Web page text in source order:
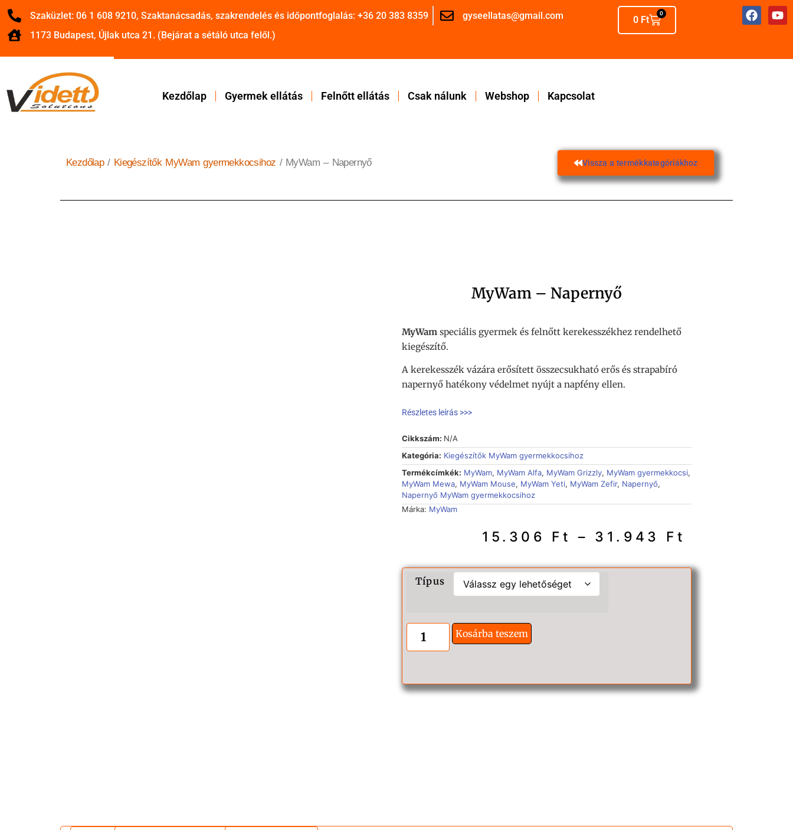
Szaküzlet: 06 1 608 9210, Szaktanácsadás, szakrendelés és időpontfoglalás: +36 20 383 8359
gyseellatas@gmail.com
1173 Budapest, Újlak utca 21. (Bejárat a sétáló utca felől.)
0 Ft
0
Kezdőlap Gyermek ellátás Felnőtt ellátás Csak nálunk Webshop Kapcsolat
Kezdőlap/ Kiegészítők MyWam gyermekkocsihoz / MyWam – Napernyő Vissza a termékkategóriákhoz
MyWam – Napernyő
MyWamspeciális gyermek és felnőtt kerekesszékhez rendelhető
kiegészítő.
A kerekesszék vázára erősített összecsukható erős és strapabíró
napernyő hatékony védelmet nyújt a napfény ellen.
Részletes leírás >>>
Cikkszám: N/A
Kategória: Kiegészítők MyWam gyermekkocsihoz
Termékcímkék: MyWam, MyWam Alfa, MyWam Grizzly, MyWam gyermekkocsi,
MyWam Mewa, MyWam Mouse, MyWam Yeti, MyWam Zefir, Napernyő,
Napernyő MyWam gyermekkocsihoz
Márka: MyWam
15.306 Ft – 31.943 Ft
Típus
Kosárba teszem